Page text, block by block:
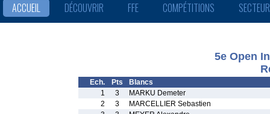
ACCUEIL DÉCOUVRIR FFE COMPÉTITIONS
5e Open
Ech. Pts
Blancs
1
3
MARKU Demeter
2
3
MARCELLIER Sebastien